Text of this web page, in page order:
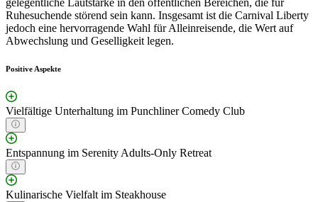
Ruhesuchende störend sein kann. Insgesamt ist die Carnival Liberty
jedoch eine hervorragende Wahl für Alleinreisende, die Wert auf
Abwechslung und Geselligkeit legen.
Positive Aspekte
Vielfältige Unterhaltung im Punchliner Comedy Club
Entspannung im Serenity Adults-Only Retreat
Kulinarische Vielfalt im Steakhouse